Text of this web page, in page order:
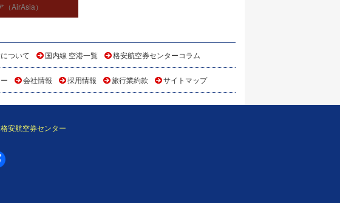
（AirAsia）
ついて 国内線 空港一覧 格安航空券センターコラム
会社情報 採用情報 旅行業約款 サイトマップ
格安航空券センター